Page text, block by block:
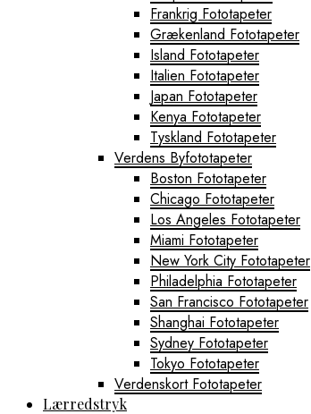
Frankrig Fototapeter
Grækenland Fototapeter
Island Fototapeter
Italien Fototapeter
Japan Fototapeter
Kenya Fototapeter
Tyskland Fototapeter
Verdens Byfototapeter
Boston Fototapeter
Chicago Fototapeter
Los Angeles Fototapeter
Miami Fototapeter
New York City Fototapeter
Philadelphia Fototapeter
San Francisco Fototapeter
Shanghai Fototapeter
Sydney Fototapeter
Tokyo Fototapeter
Verdenskort Fototapeter
Lærredstryk